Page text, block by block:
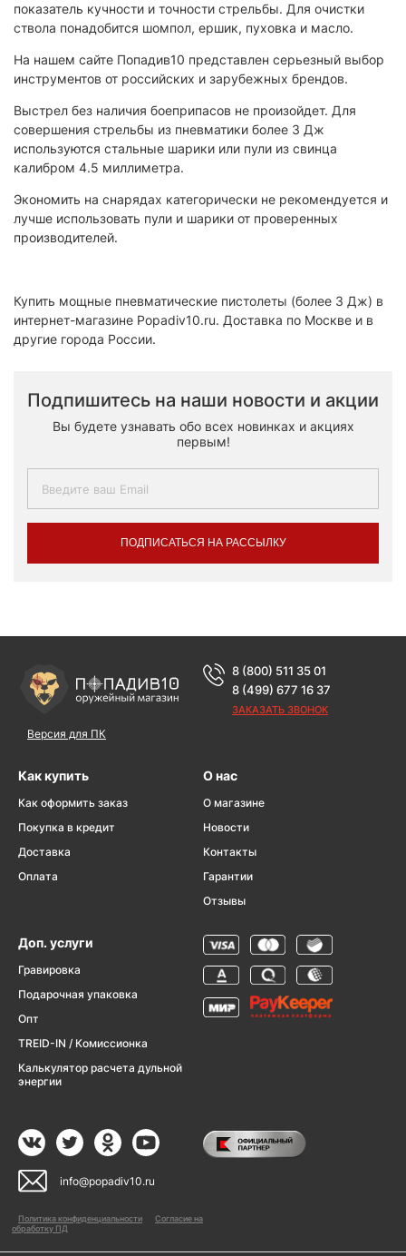
показатель кучности и точности стрельбы. Для очистки
ствола понадобится шомпол, ершик, пуховка и масло.
На нашем сайте Попадив10 представлен серьезный выбор
инструментов от российских и зарубежных брендов.
Выстрел без наличия боеприпасов не произойдет. Для
совершения стрельбы из пневматики более 3 Дж
используются стальные шарики или пули из свинца
калибром 4.5 миллиметра.
Экономить на снарядах категорически не рекомендуется и
лучше использовать пули и шарики от проверенных
производителей.
Купить мощные пневматические пистолеты (более 3 Дж) в
интернет-магазине Popadiv10.ru. Доставка по Москве и в
другие города России.
Подпишитесь на наши новости и акции
Вы будете узнавать обо всех новинках и акциях
первым!
ПОДПИСАТЬСЯ НА РАССЫЛКУ
Версия для ПК
8 (800) 511 35 01
8 (499) 677 16 37
ЗАКАЗАТЬ ЗВОНОК
Как купить
Как оформить заказ
Покупка в кредит
Доставка
Оплата
О нас
О магазине
Новости
Контакты
Гарантии
Отзывы
Доп. услуги
Гравировка
Подарочная упаковка
Опт
TREID-IN / Комиссионка
Калькулятор расчета дульной
энергии
info@popadiv10.ru
Политика конфиденциальности
Согласие на
обработку ПД